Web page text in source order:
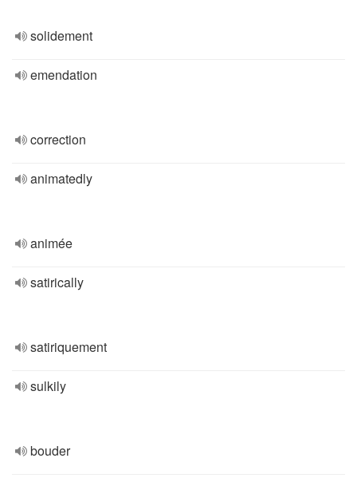
solidement
emendation
correction
animatedly
animée
satirically
satiriquement
sulkily
bouder